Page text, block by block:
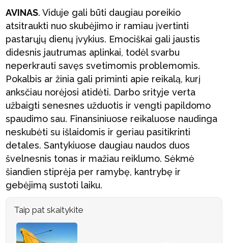
AVINAS. Viduje gali būti daugiau poreikio
atsitraukti nuo skubėjimo ir ramiau įvertinti
pastarųjų dienų įvykius. Emociškai gali jaustis
didesnis jautrumas aplinkai, todėl svarbu
neperkrauti savęs svetimomis problemomis.
Pokalbis ar žinia gali priminti apie reikalą, kurį
anksčiau norėjosi atidėti. Darbo srityje verta
užbaigti senesnes užduotis ir vengti papildomo
spaudimo sau. Finansiniuose reikaluose naudinga
neskubėti su išlaidomis ir geriau pasitikrinti
detales. Santykiuose daugiau naudos duos
švelnesnis tonas ir mažiau reiklumo. Sėkmė
šiandien stiprėja per ramybę, kantrybę ir
gebėjimą sustoti laiku.
Taip pat skaitykite